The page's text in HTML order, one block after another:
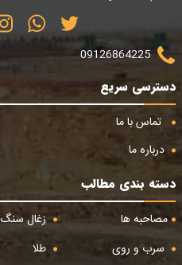
09126864225
دسترسی سریع
تماس با ما
درباره ما
دسته بندی مطالب
مصاحبه ها
زغال سنگ
سرب و روی
طلا